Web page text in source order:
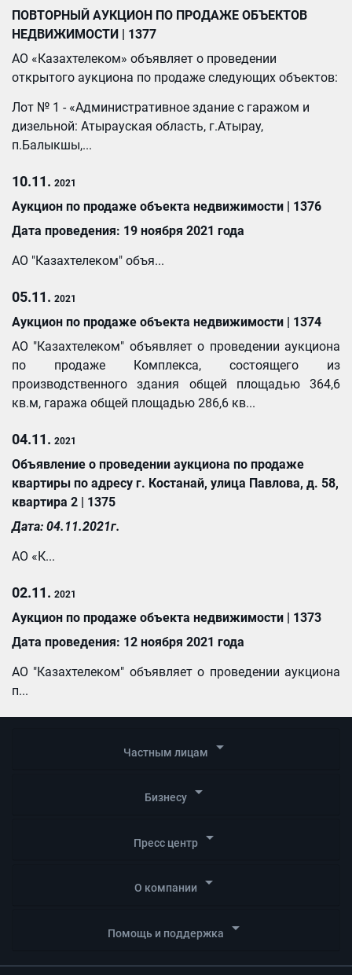
ПОВТОРНЫЙ АУКЦИОН ПО ПРОДАЖЕ ОБЪЕКТОВ
НЕДВИЖИМОСТИ | 1377
АО «Казахтелеком» объявляет о проведении
открытого аукциона по продаже следующих объектов:
Лот № 1 - «Административное здание с гаражом и
дизельной: Атырауская область, г.Атырау,
п.Балыкшы,...
10.11. 2021
Аукцион по продаже объекта недвижимости | 1376
Дата проведения: 19 ноября 2021 года
АО "Казахтелеком" объя...
05.11. 2021
Аукцион по продаже объекта недвижимости | 1374
АО "Казахтелеком" объявляет о проведении аукциона
по продаже Комплекса, состоящего из
производственного здания общей площадью 364,6
кв.м, гаража общей площадью 286,6 кв...
04.11. 2021
Объявление о проведении аукциона по продаже
квартиры по адресу г. Костанай, улица Павлова, д. 58,
квартира 2 | 1375
Дата: 04.11.2021г.
АО «К...
02.11. 2021
Аукцион по продаже объекта недвижимости | 1373
Дата проведения: 12 ноября 2021 года
АО "Казахтелеком" объявляет о проведении аукциона
п...
Частным лицам arrow_drop_down
Бизнесу arrow_drop_down
Пресс центр arrow_drop_down
О компании arrow_drop_down
Помощь и поддержка arrow_drop_down